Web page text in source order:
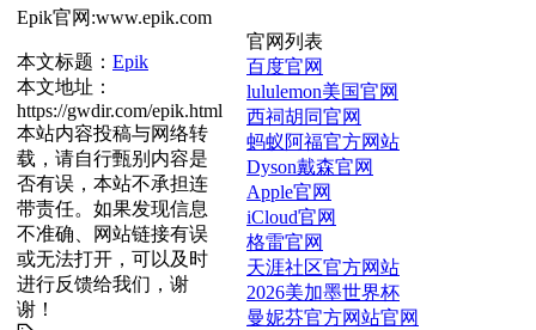
Epik官网:www.epik.com
本文标题： Epik
本文地址：
https://gwdir.com/epik.html
本站内容投稿与网络转
载，请自行甄别内容是
否有误，本站不承担连
带责任。如果发现信息
不准确、网站链接有误
或无法打开，可以及时
进行反馈给我们，谢
谢！
官网列表
百度官网
lululemon美国官网
西祠胡同官网
蚂蚁阿福官方网站
Dyson戴森官网
Apple官网
iCloud官网
格雷官网
天涯社区官方网站
2026美加墨世界杯
曼妮芬官方网站官网